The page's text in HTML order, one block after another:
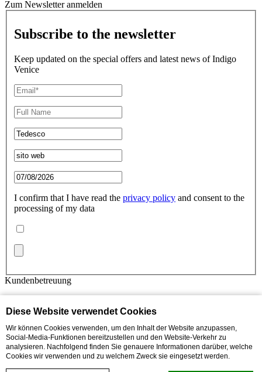
Diese Website verwendet Cookies
Wir können Cookies verwenden, um den Inhalt der Website anzupassen,
Social-Media-Funktionen bereitzustellen und den Website-Verkehr zu
analysieren. Nachfolgend finden Sie genauere Informationen darüber, welche
Cookies wir verwenden und zu welchem Zweck sie eingesetzt werden.
Zum Newsletter anmelden
Subscribe to the newsletter
Keep updated on the special offers and latest news of Indigo
Venice
I confirm that I have read the privacy policy and consent to the
processing of my data
Kundenbetreuung
Privacy Policy
Site-map